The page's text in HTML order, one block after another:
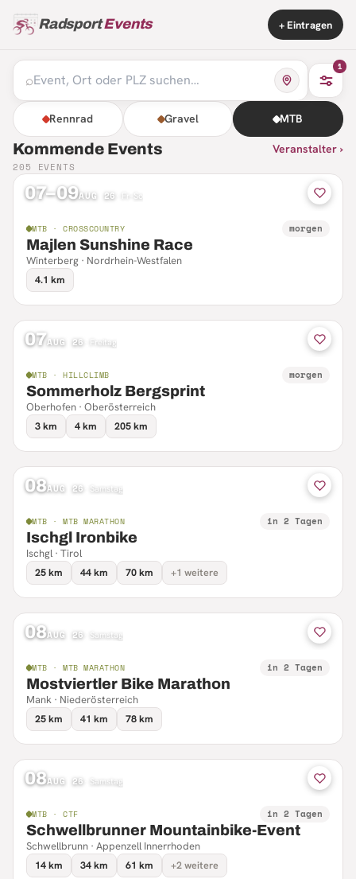
RadsportEvents + Eintragen
⌕
1
Rennrad Gravel MTB
Kommende Events Veranstalter ›
205 EVENTS
07–09AUG 26 Fr–So
MTB · CROSSCOUNTRY morgen
Majlen Sunshine Race
Winterberg · Nordrhein-Westfalen
4.1 km
07AUG 26 Freitag
MTB · HILLCLIMB morgen
Sommerholz Bergsprint
Oberhofen · Oberösterreich
3 km
4 km 205 km
08AUG 26 Samstag
MTB · MTB MARATHON in 2 Tagen
Ischgl Ironbike
Ischgl · Tirol
25 km
44 km 70 km +1 weitere
08AUG 26 Samstag
MTB · MTB MARATHON in 2 Tagen
Mostviertler Bike Marathon
Mank · Niederösterreich
25 km
41 km 78 km
08AUG 26 Samstag
MTB · CTF in 2 Tagen
Schwellbrunner Mountainbike-Event
Schwellbrunn · Appenzell Innerrhoden
14 km
34 km 61 km +2 weitere